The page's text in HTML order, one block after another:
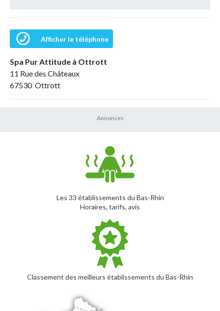
Afficher le téléphone
Spa Pur Attitude à Ottrott
11 Rue des Châteaux
67530 Ottrott
Les 33 établissements du Bas-Rhin
Horaires, tarifs, avis
Classement des meilleurs établissements du Bas-Rhin